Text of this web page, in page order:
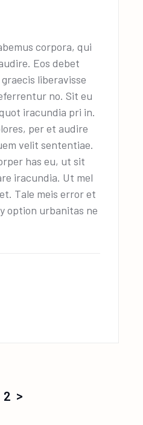
corpora, qui
Eos debet
liberavisse
no. Sit eu
iracundia pri in.
per et audire
velit sententiae.
has eu, ut sit
iracundia. Ut mel
Tale meis error et
option urbanitas ne
2 >